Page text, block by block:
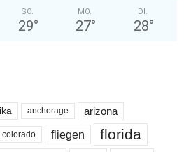
SO.
29°
MO.
27°
DI.
28°
anchorage arizona
colorado fliegen florida